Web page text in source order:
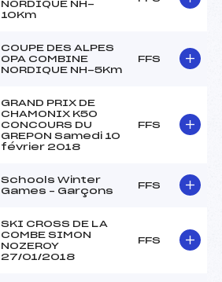
NORDIQUE NH-
10Km
COUPE DES ALPES
OPA COMBINE
NORDIQUE NH-5Km
FFS
GRAND PRIX DE
CHAMONIX K50
CONCOURS DU
GREPON Samedi 10
février 2018
FFS
Schools Winter
Games – Garçons
FFS
SKI CROSS DE LA
COMBE SIMON
NOZEROY
27/01/2018
FFS